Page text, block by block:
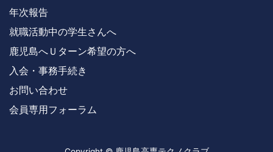
年次報告
就職活動中の学生さんへ
鹿児島へＵターン希望の方へ
入会・事務手続き
お問い合わせ
会員専用フォーラム